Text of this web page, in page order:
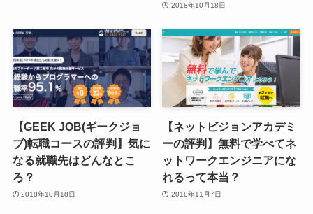
2018年10月18日
【GEEK JOB(ギークジョ
ブ)転職コースの評判】気に
なる就職先はどんなとこ
ろ？
2018年10月18日
【ネットビジョンアカデミ
ーの評判】無料で学べてネ
ットワークエンジニアにな
れるって本当？
2018年11月7日